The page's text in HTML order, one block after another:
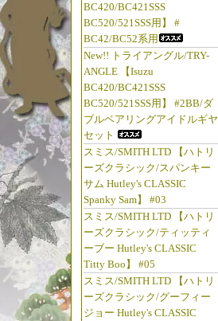
BC420/BC421SSS
BC520/521SSS用】 #
BC42/BC52系用
New!! トライアングル/TRY-
ANGLE 【Isuzu
BC420/BC421SSS
BC520/521SSS用】 #2BB/ダ
ブルベアリングアイドルギヤ
セット
スミス/SMITH LTD 【ハトリ
ーズクラシック/スパンキー
サム Hutley's CLASSIC
Spanky Sam】 #03
スミス/SMITH LTD 【ハトリ
ーズクラシック/ティッティ
ーブー Hutley's CLASSIC
Titty Boo】 #05
スミス/SMITH LTD 【ハトリ
ーズクラシック/グーフィー
ジョー Hutley's CLASSIC